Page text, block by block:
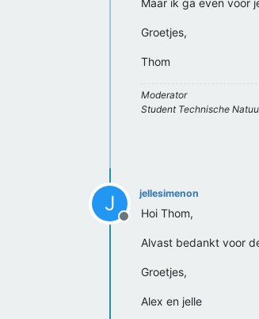
Maar ik ga even voor
Groetjes,
Thom
Moderator
Student Technische
J
Offline
jellesimenon
Hoi Thom,
Alvast bedankt voor
Groetjes,
Alex en jelle